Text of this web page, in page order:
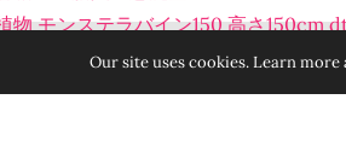
物 モンステラバイン150 高さ150cm
＜ラッキーウッド カトラリー
価 ボッテガヴェネタ BOTTEGA
Our site uses cookies. Learn